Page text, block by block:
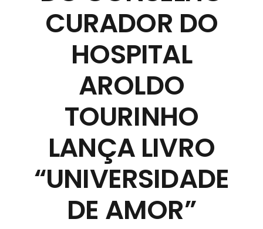
CURADOR DO
HOSPITAL
AROLDO
TOURINHO
LANÇA LIVRO
“UNIVERSIDADE
DE AMOR”